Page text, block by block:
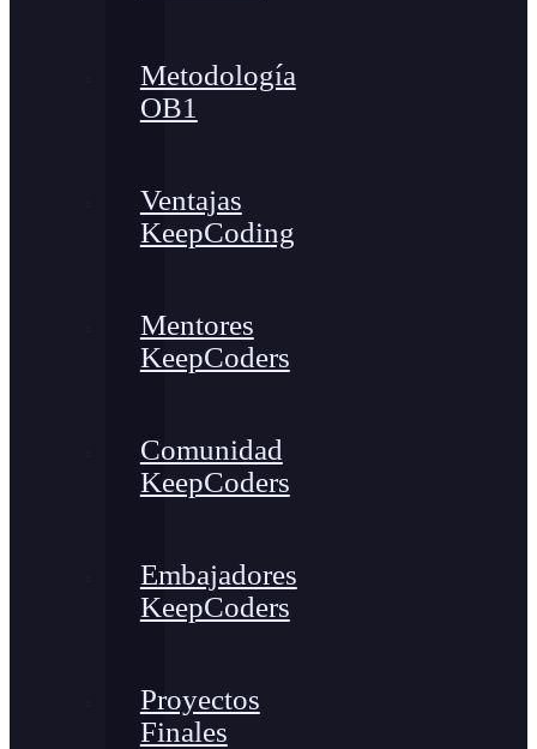
Metodología
OB1
Ventajas
KeepCoding
Mentores
KeepCoders
Comunidad
KeepCoders
Embajadores
KeepCoders
Proyectos
Finales